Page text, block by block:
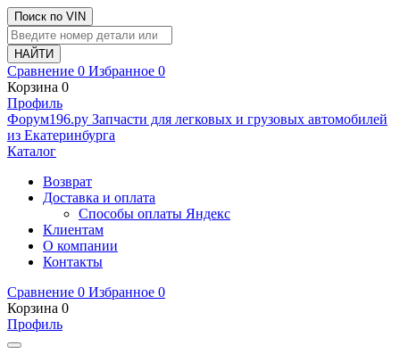
Поиск по VIN
Сравнение 0 Избранное 0
Корзина 0
Профиль
Фoрум196.ру Запчасти для легковых и грузовых автомобилей
из Екатеринбурга
Каталог
Возврат
Доставка и оплата
Способы оплаты Яндекс
Клиентам
О компании
Контакты
Сравнение 0 Избранное 0
Корзина 0
Профиль